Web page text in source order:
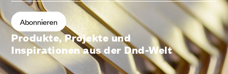
Produkte, Projekte und
Inspirationen aus der Dnd-Welt